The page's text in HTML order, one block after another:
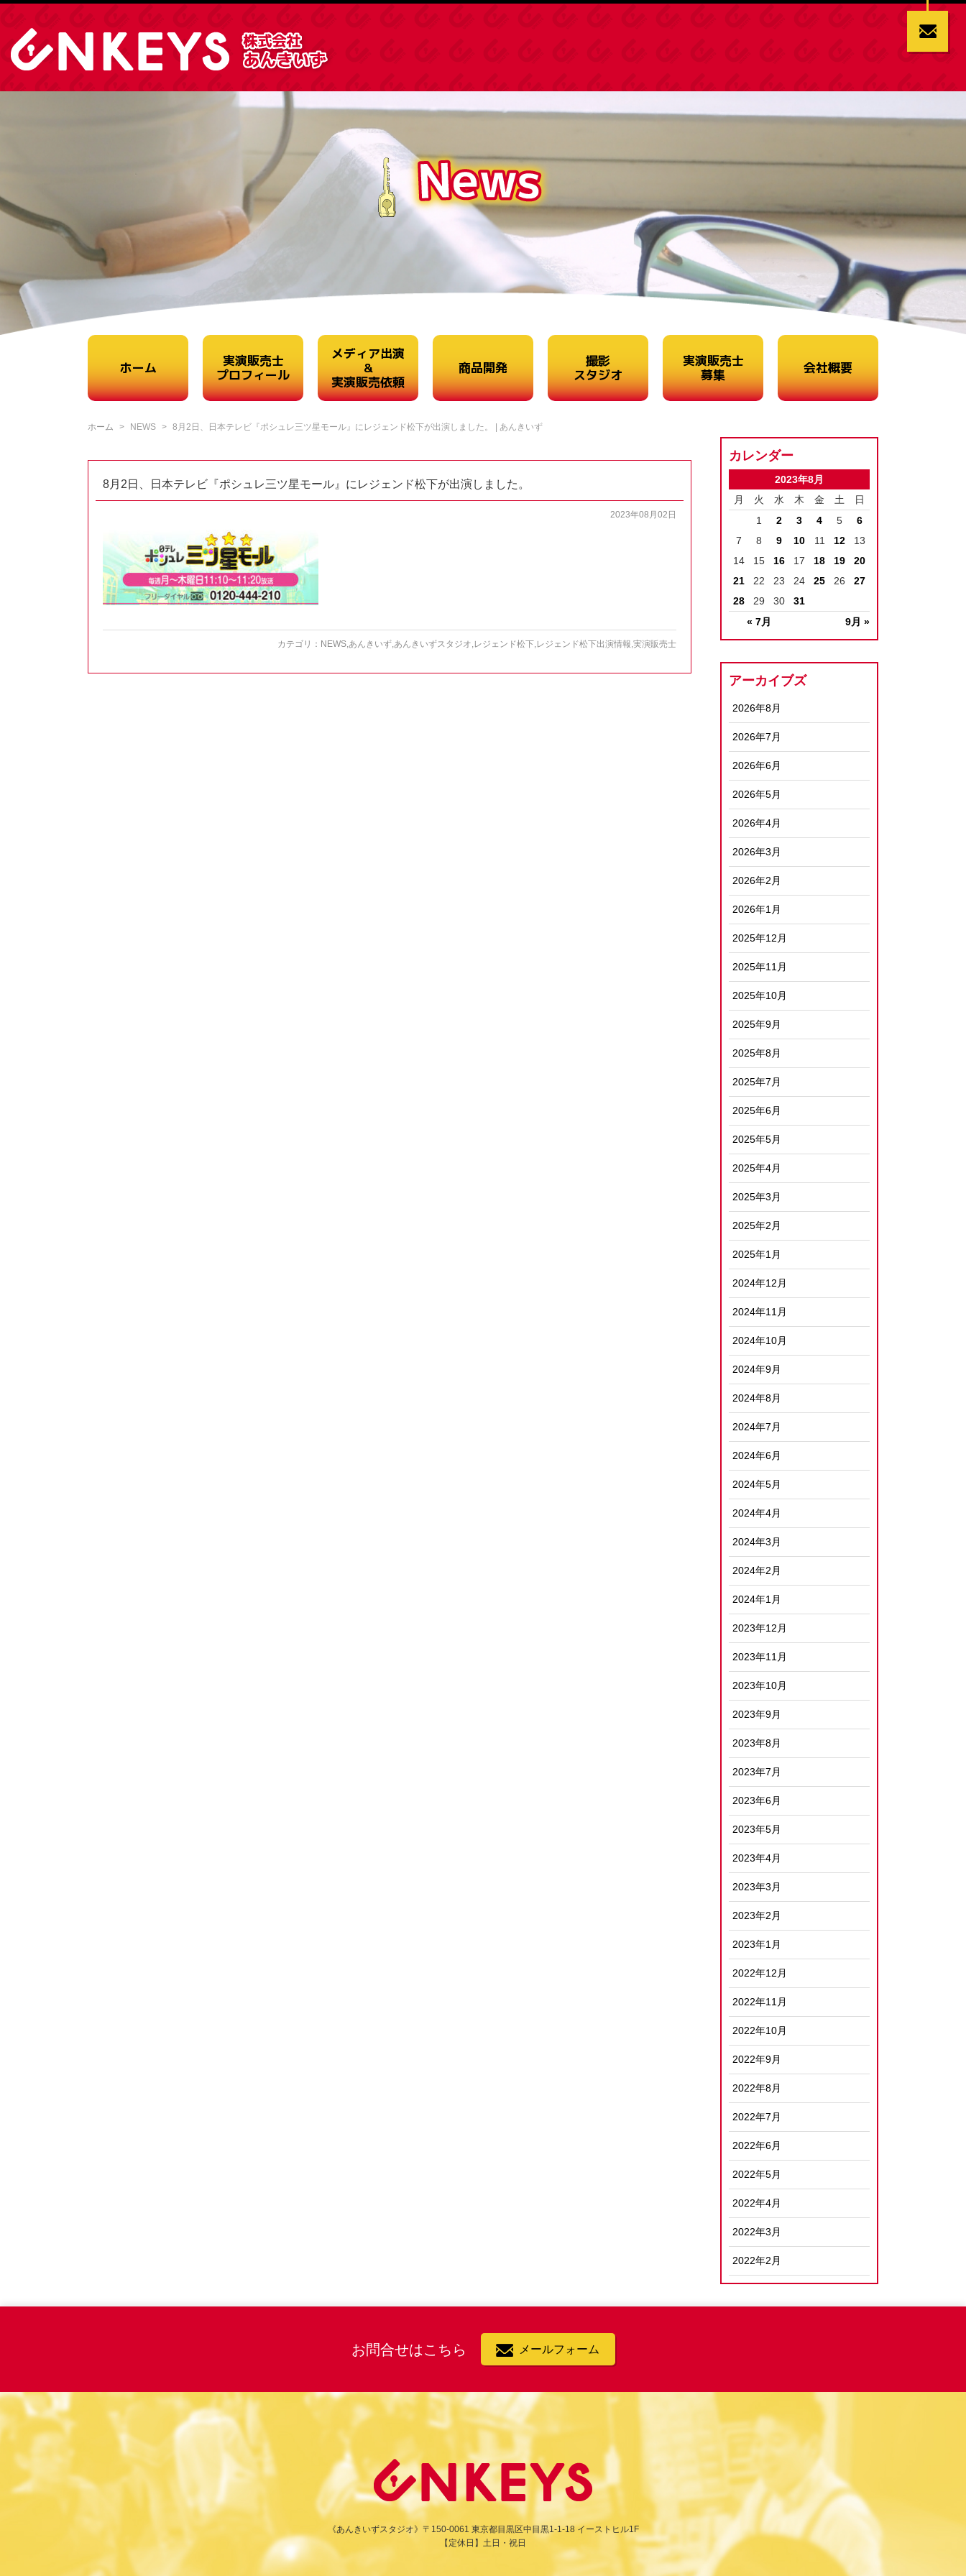
ホーム
実演販売士
プロフィール
メディア出演
&
実演販売依頼
商品開発
撮影
スタジオ
実演販売士
募集
会社概要
ホーム NEWS 8月2日、日本テレビ『ポシュレ三ツ星モール』にレジェンド松下が出演しました。 | あんきいず
8月2日、日本テレビ『ポシュレ三ツ星モール』にレジェンド松下が出演しました。
2023年08月02日
カテゴリ： NEWS あんきいず あんきいずスタジオ レジェンド松下 レジェンド松下出演情報 実演販売士
カレンダー
2023年8月
月
火 水 木 金 土 日
« 7月 9月 »
1 2 3 4 5
6
7
8 9 10 11 12
13
14
15 16 17 18 19
20
21
22 23 24 25 26
27
28
29 30 31
アーカイブズ
2026年8月
2026年7月
2026年6月
2026年5月
2026年4月
2026年3月
2026年2月
2026年1月
2025年12月
2025年11月
2025年10月
2025年9月
2025年8月
2025年7月
2025年6月
2025年5月
2025年4月
2025年3月
2025年2月
2025年1月
2024年12月
2024年11月
2024年10月
2024年9月
2024年8月
2024年7月
2024年6月
2024年5月
2024年4月
2024年3月
2024年2月
2024年1月
2023年12月
2023年11月
2023年10月
2023年9月
2023年8月
2023年7月
2023年6月
2023年5月
2023年4月
2023年3月
2023年2月
2023年1月
2022年12月
2022年11月
2022年10月
2022年9月
2022年8月
2022年7月
2022年6月
2022年5月
2022年4月
2022年3月
2022年2月
お問合せはこちら メールフォーム
《あんきいずスタジオ》 〒150-0061 東京都目黒区中目黒1-1-18 イーストヒル1F
【定休日】土日・祝日